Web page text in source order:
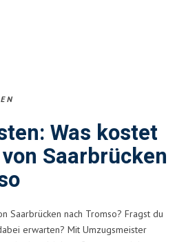
Was kostet
Saarbrücken
Saarbrücken nach Tromso? Fragst du
erwarten? Mit Umzugsmeister